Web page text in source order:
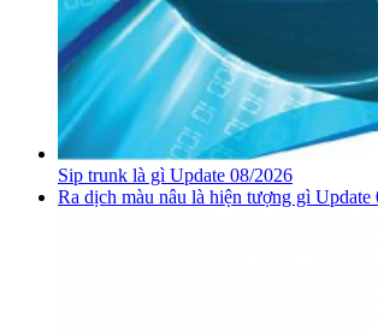
Sip trunk là gì Update 08/2026
Ra dịch màu nâu là hiện tượng gì Update